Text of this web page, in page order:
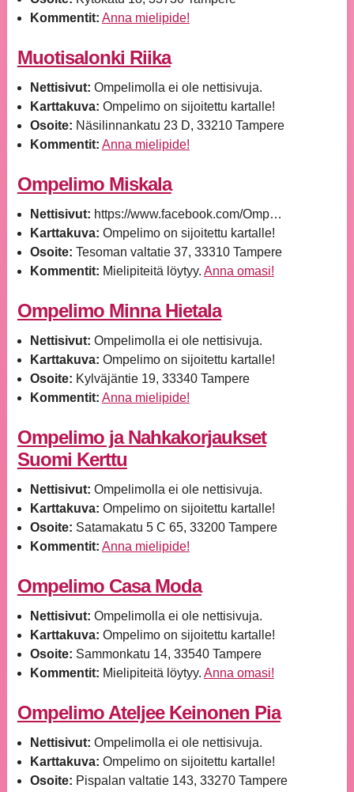
Kommentit: Anna mielipide!
Muotisalonki Riika
Nettisivut: Ompelimolla ei ole nettisivuja.
Karttakuva: Ompelimo on sijoitettu kartalle!
Osoite: Näsilinnankatu 23 D, 33210 Tampere
Kommentit: Anna mielipide!
Ompelimo Miskala
Nettisivut: https://www.facebook.com/Omp…
Karttakuva: Ompelimo on sijoitettu kartalle!
Osoite: Tesoman valtatie 37, 33310 Tampere
Kommentit: Mielipiteitä löytyy. Anna omasi!
Ompelimo Minna Hietala
Nettisivut: Ompelimolla ei ole nettisivuja.
Karttakuva: Ompelimo on sijoitettu kartalle!
Osoite: Kylväjäntie 19, 33340 Tampere
Kommentit: Anna mielipide!
Ompelimo ja Nahkakorjaukset
Suomi Kerttu
Nettisivut: Ompelimolla ei ole nettisivuja.
Karttakuva: Ompelimo on sijoitettu kartalle!
Osoite: Satamakatu 5 C 65, 33200 Tampere
Kommentit: Anna mielipide!
Ompelimo Casa Moda
Nettisivut: Ompelimolla ei ole nettisivuja.
Karttakuva: Ompelimo on sijoitettu kartalle!
Osoite: Sammonkatu 14, 33540 Tampere
Kommentit: Mielipiteitä löytyy. Anna omasi!
Ompelimo Ateljee Keinonen Pia
Nettisivut: Ompelimolla ei ole nettisivuja.
Karttakuva: Ompelimo on sijoitettu kartalle!
Osoite: Pispalan valtatie 143, 33270 Tampere